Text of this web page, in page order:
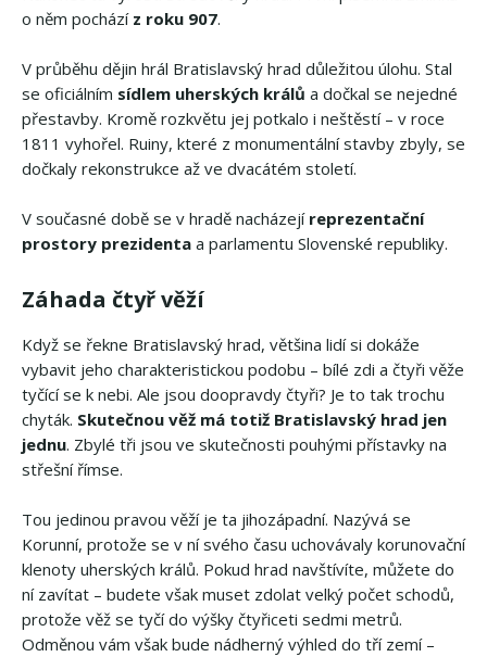
o něm pochází z roku 907.
V průběhu dějin hrál Bratislavský hrad důležitou úlohu. Stal
se oficiálním sídlem uherských králů a dočkal se nejedné
přestavby. Kromě rozkvětu jej potkalo i neštěstí – v roce
1811 vyhořel. Ruiny, které z monumentální stavby zbyly, se
dočkaly rekonstrukce až ve dvacátém století.
V současné době se v hradě nacházejí reprezentační
prostory prezidenta a parlamentu Slovenské republiky.
Záhada čtyř věží
Když se řekne Bratislavský hrad, většina lidí si dokáže
vybavit jeho charakteristickou podobu – bílé zdi a čtyři věže
tyčící se k nebi. Ale jsou doopravdy čtyři? Je to tak trochu
chyták. Skutečnou věž má totiž Bratislavský hrad jen
jednu. Zbylé tři jsou ve skutečnosti pouhými přístavky na
střešní římse.
Tou jedinou pravou věží je ta jihozápadní. Nazývá se
Korunní, protože se v ní svého času uchovávaly korunovační
klenoty uherských králů. Pokud hrad navštívíte, můžete do
ní zavítat – budete však muset zdolat velký počet schodů,
protože věž se tyčí do výšky čtyřiceti sedmi metrů.
Odměnou vám však bude nádherný výhled do tří zemí –